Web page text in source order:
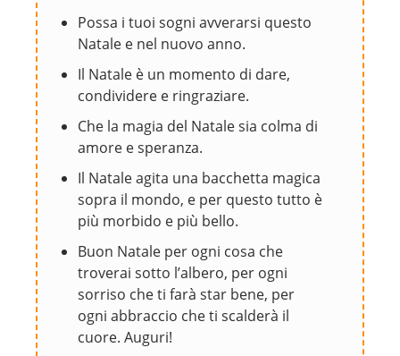
Possa i tuoi sogni avverarsi questo
Natale e nel nuovo anno.
Il Natale è un momento di dare,
condividere e ringraziare.
Che la magia del Natale sia colma di
amore e speranza.
Il Natale agita una bacchetta magica
sopra il mondo, e per questo tutto è
più morbido e più bello.
Buon Natale per ogni cosa che
troverai sotto l’albero, per ogni
sorriso che ti farà star bene, per
ogni abbraccio che ti scalderà il
cuore. Auguri!